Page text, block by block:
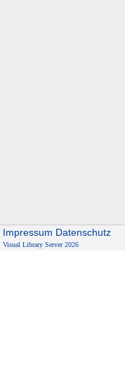
Impressum Datenschutz
Visual Library Server 2026